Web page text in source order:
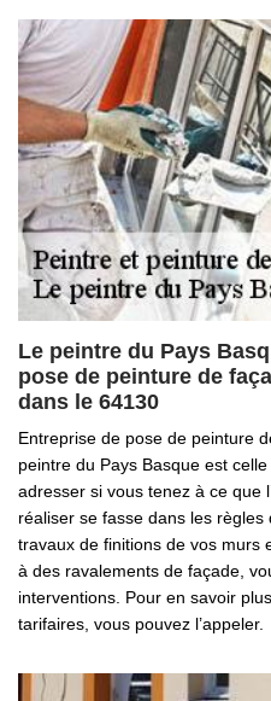
Le peintre du Pays
pose de peinture de
dans le 64130
Entreprise de pose de peinture
peintre du Pays Basque est
adresser si vous tenez à ce que
réaliser se fasse dans les règles
travaux de finitions de vos murs
à des ravalements de façade,
interventions. Pour en savoir
tarifaires, vous pouvez l’appeler.